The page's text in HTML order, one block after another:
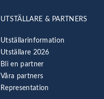
UTSTÄLLARE & PARTNERS
Utställarinformation
Utställare 2026
Bli en partner
Våra partners
Representation